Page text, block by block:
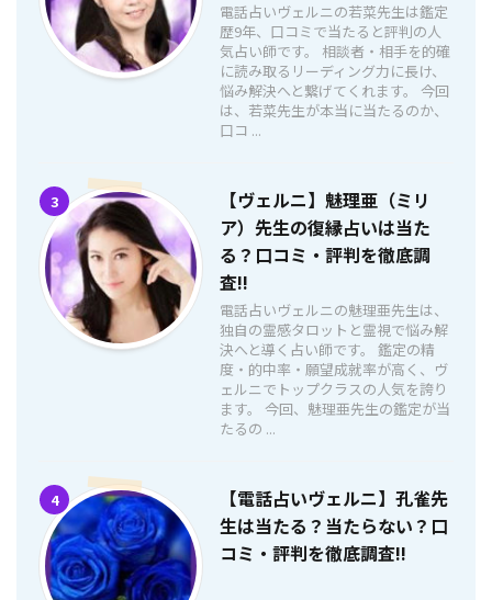
電話占いヴェルニの若菜先生は鑑定
歴9年、口コミで当たると評判の人
気占い師です。 相談者・相手を的確
に読み取るリーディング力に長け、
悩み解決へと繋げてくれます。 今回
は、若菜先生が本当に当たるのか、
口コ ...
3
【ヴェルニ】魅理亜（ミリ
ア）先生の復縁占いは当た
る？口コミ・評判を徹底調
査!!
電話占いヴェルニの魅理亜先生は、
独自の霊感タロットと霊視で悩み解
決へと導く占い師です。 鑑定の精
度・的中率・願望成就率が高く、ヴ
ェルニでトップクラスの人気を誇り
ます。 今回、魅理亜先生の鑑定が当
たるの ...
4
【電話占いヴェルニ】孔雀先
生は当たる？当たらない？口
コミ・評判を徹底調査!!